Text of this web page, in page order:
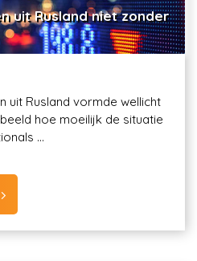
uit Rusland niet zonder
uit Rusland vormde wellicht
hoe moeilijk de situatie
...